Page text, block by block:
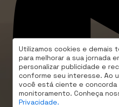
Utilizamos cookies e demais
para melhorar a sua jornada
personalizar publicidade e
conforme seu interesse. Ao
você está ciente e concorda
monitoramento. Conheça
Privacidade.